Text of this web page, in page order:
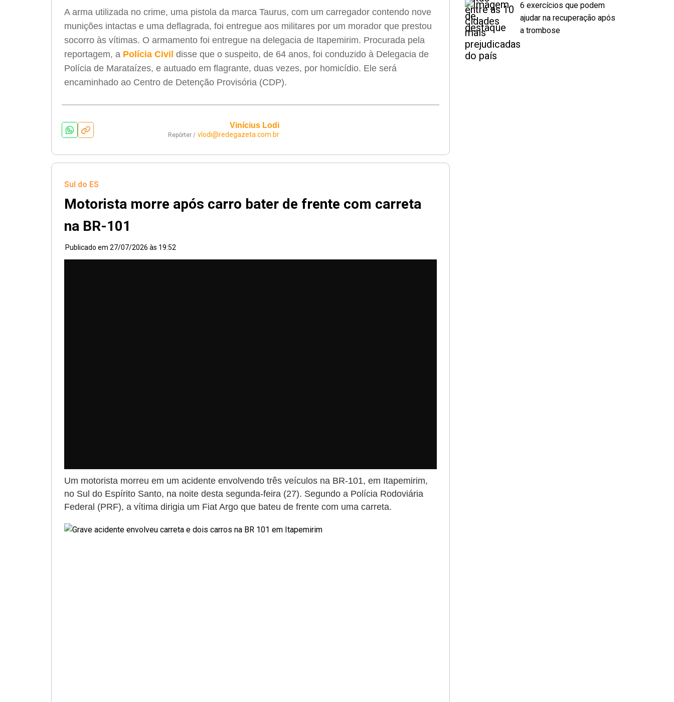
A arma utilizada no crime, uma pistola da marca Taurus, com um carregador contendo nove
munições intactas e uma deflagrada, foi entregue aos militares por um morador que prestou
socorro às vítimas. O armamento foi entregue na delegacia de Itapemirim. Procurada pela
reportagem, a Polícia Civil disse que o suspeito, de 64 anos, foi conduzido à Delegacia de
Polícia de Marataízes, e autuado em flagrante, duas vezes, por homicídio. Ele será
encaminhado ao Centro de Detenção Provisória (CDP).
Vinícius Lodi
Repórter / vlodi@redegazeta.com.br
Sul do ES
Motorista morre após carro bater de frente com carreta
na BR-101
Publicado em 27/07/2026 às 19:52
Um motorista morreu em um acidente envolvendo três veículos na BR-101, em Itapemirim,
no Sul do Espírito Santo, na noite desta segunda-feira (27). Segundo a Polícia Rodoviária
Federal (PRF), a vítima dirigia um Fiat Argo que bateu de frente com uma carreta.
6 exercícios que podem
ajudar na recuperação após
a trombose